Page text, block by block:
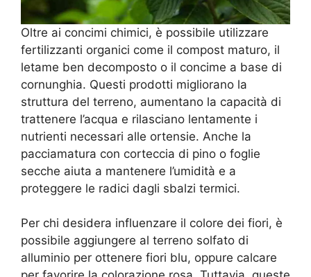
Oltre ai concimi chimici, è possibile utilizzare
fertilizzanti organici come il compost maturo, il
letame ben decomposto o il concime a base di
cornunghia. Questi prodotti migliorano la
struttura del terreno, aumentano la capacità di
trattenere l’acqua e rilasciano lentamente i
nutrienti necessari alle ortensie. Anche la
pacciamatura con corteccia di pino o foglie
secche aiuta a mantenere l’umidità e a
proteggere le radici dagli sbalzi termici.
Per chi desidera influenzare il colore dei fiori, è
possibile aggiungere al terreno solfato di
alluminio per ottenere fiori blu, oppure calcare